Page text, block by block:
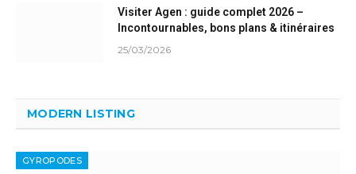
Visiter Agen : guide complet 2026 –
Incontournables, bons plans & itinéraires
25/03/2026
MODERN LISTING
GYROPODES